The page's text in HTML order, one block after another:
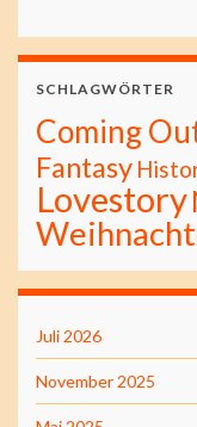
SCHLAGWÖRTER
Coming
Fantasy
Lovestory
Juli 2026
November 2025